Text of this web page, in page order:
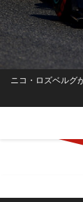
ニコ・ロズベルグ